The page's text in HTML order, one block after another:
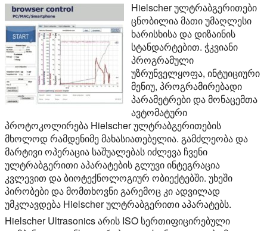
Hielscher ულტრაბგერითები
ცნობილია მათი უმაღლესი
ხარისხისა და დიზაინის
სტანდარტებით. ჭკვიანი
პროგრამული
უზრუნველყოფა, ინტუიციური
მენიუ, პროგრამირებადი
პარამეტრები და მონაცემთა
ავტომატური
პროტოკოლირება Hielscher ულტრაბგერითების
მხოლოდ რამდენიმე მახასიათებელია. გამძლეობა და
მარტივი ოპერაცია საშუალებას იძლევა ჩვენი
ულტრაბგერითი აპარატების გლუვი ინტეგრაცია
კვლევით და ბიოტექნოლოგიურ ობიექტებში. უხეში
პირობები და მომთხოვნი გარემოც კი ადვილად
უმკლავდება Hielscher ულტრაბგერითი აპარატებს.
Hielscher Ultrasonics არის ISO სერთიფიცირებული